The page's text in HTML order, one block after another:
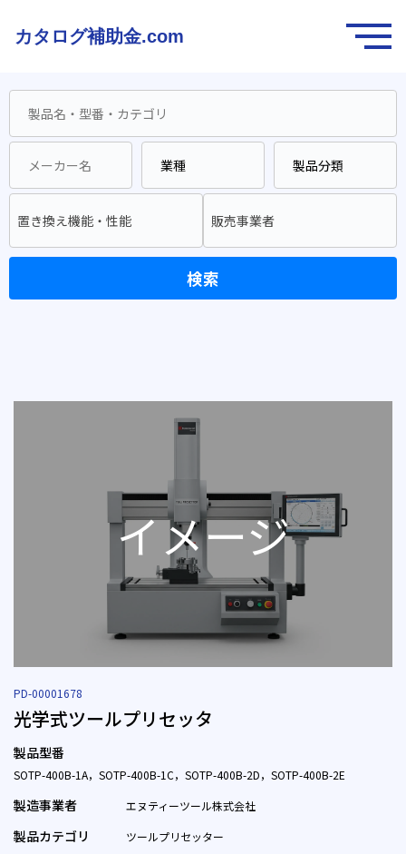
カタログ補助金.com
置き換え機能・性能 販売事業者
検索
PD-00001678
光学式ツールプリセッタ
製品型番
SOTP-400B-1A，SOTP-400B-1C，SOTP-400B-2D，SOTP-400B-2E
製造事業者 エヌティーツール株式会社
製品カテゴリ ツールプリセッター